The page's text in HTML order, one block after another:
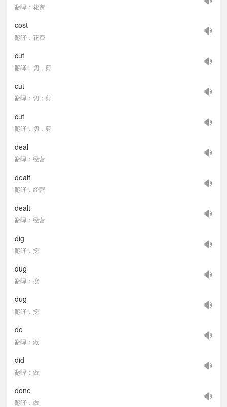
翻译：花费
cost
翻译：花费
cut
翻译：切；剪
cut
翻译：切；剪
cut
翻译：切；剪
deal
翻译：经营
dealt
翻译：经营
dealt
翻译：经营
dig
翻译：挖
dug
翻译：挖
dug
翻译：挖
do
翻译：做
did
翻译：做
done
翻译：做